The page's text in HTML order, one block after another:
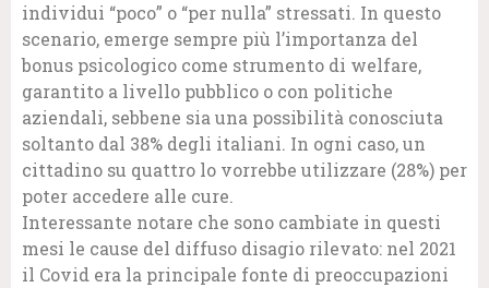
individui “poco” o “per nulla” stressati. In questo
scenario, emerge sempre più l’importanza del
bonus psicologico come strumento di welfare,
garantito a livello pubblico o con politiche
aziendali, sebbene sia una possibilità conosciuta
soltanto dal 38% degli italiani. In ogni caso, un
cittadino su quattro lo vorrebbe utilizzare (28%) per
poter accedere alle cure.
Interessante notare che sono cambiate in questi
mesi le cause del diffuso disagio rilevato: nel 2021
il Covid era la principale fonte di preoccupazioni